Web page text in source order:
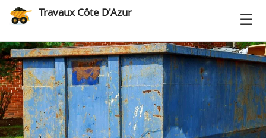
Travaux Côte D'Azur